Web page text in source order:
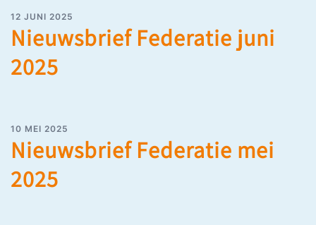
12 JUNI 2025
Nieuwsbrief Federatie juni
2025
10 MEI 2025
Nieuwsbrief Federatie mei
2025